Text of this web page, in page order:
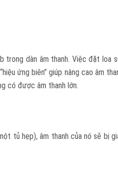
dàn âm thanh. Việc đặt
ứng biên” giúp nâng cao âm
có được âm thanh lớn.
tủ hẹp), âm thanh của nó sẽ bị